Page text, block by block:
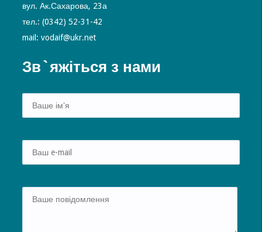
вул. Ак.Сахарова, 23а
тел.: (0342) 52-31-42
mail: vodaif@ukr.net
Зв`яжіться з нами